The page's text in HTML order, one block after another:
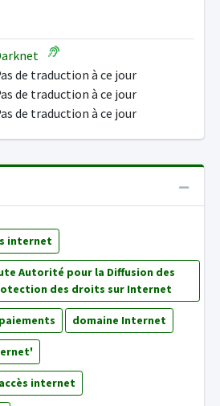
de traduction à ce jour
de traduction à ce jour
de traduction à ce jour
internet
Autorité pour la Diffusion des
des droits sur Internet
domaine Internet
internet